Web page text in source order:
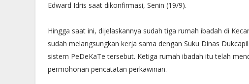
Edward Idris saat dikonfirmasi, Senin (19/9).
Hingga saat ini, dijelaskannya sudah tiga rumah ibadah di
sudah melangsungkan kerja sama dengan Suku Dinas
sistem PeDeKaTe tersebut. Ketiga rumah ibadah itu telah
permohonan pencatatan perkawinan.